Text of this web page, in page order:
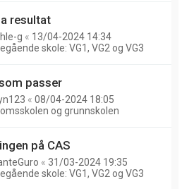
resultat
g « 13/04-2024 14:34
skole: VG1, VG2 og VG3
passer
« 08/04-2024 18:05
og grunnskolen
på CAS
« 31/03-2024 19:35
skole: VG1, VG2 og VG3